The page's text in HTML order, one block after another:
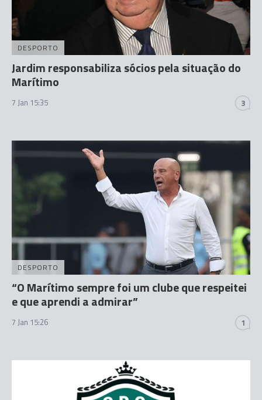
DESPORTO
Jardim responsabiliza sócios pela situação do
Marítimo
7 Jan 15:35 3
DESPORTO
“O Marítimo sempre foi um clube que respeitei
e que aprendi a admirar”
7 Jan 15:26 1